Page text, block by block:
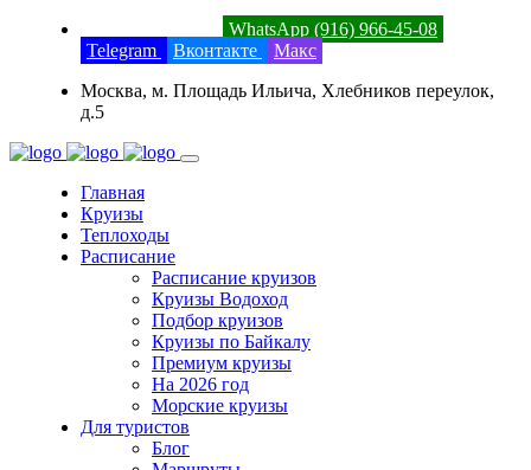
WhatsApp (916) 966-45-08
Telegram
Вконтакте
Макс
Москва, м. Площадь Ильича, Хлебников переулок,
д.5
Главная
Круизы
Теплоходы
Расписание
Расписание круизов
Круизы Водоход
Подбор круизов
Круизы по Байкалу
Премиум круизы
На 2026 год
Морские круизы
Для туристов
Блог